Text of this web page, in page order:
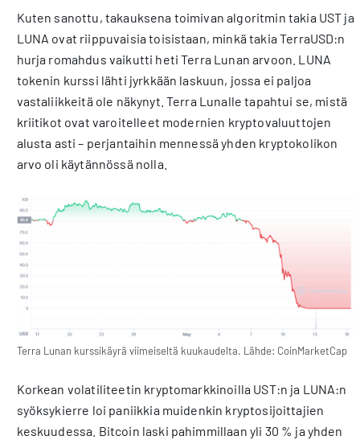
Kuten sanottu, takauksena toimivan algoritmin takia UST ja
LUNA ovat riippuvaisia toisistaan, minkä takia TerraUSD:n
hurja romahdus vaikutti heti Terra Lunan arvoon. LUNA
tokenin kurssi lähti jyrkkään laskuun, jossa ei paljoa
vastaliikkeitä ole näkynyt. Terra Lunalle tapahtui se, mistä
kriitikot ovat varoitelleet modernien kryptovaluuttojen
alusta asti – perjantaihin mennessä yhden kryptokolikon
arvo oli käytännössä nolla.
Terra Lunan kurssikäyrä viimeiseltä kuukaudelta. Lähde: CoinMarketCap
Korkean volatiliteetin kryptomarkkinoilla UST:n ja LUNA:n
syöksykierre loi paniikkia muidenkin kryptosijoittajien
keskuudessa. Bitcoin laski pahimmillaan yli 30 % ja yhden